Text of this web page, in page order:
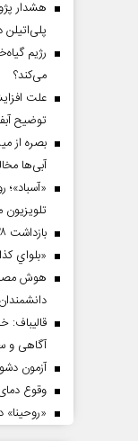
هشدار
رژیم
می‌کند؟
علت
توضیح
آبی‌ها
«آسباد»؛
بازداشت ۲۸ متهم در پرونده تراستی‌ها
«بلواي
هوش
قالیباف:
آگاهی و
آزمون
وقوع دمای ۴۹ درجه در